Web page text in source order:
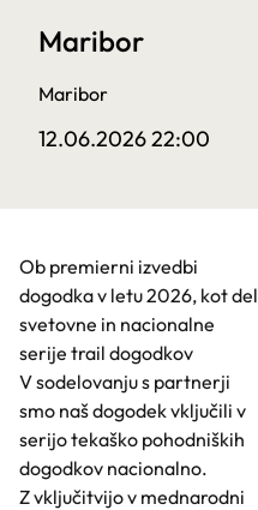
Maribor
Maribor
12.06.2026 22:00
Ob premierni izvedbi
dogodka v letu 2026, kot del
svetovne in nacionalne
serije trail dogodkov
V sodelovanju s partnerji
smo naš dogodek vključili v
serijo tekaško pohodniških
dogodkov nacionalno.
Z vključitvijo v mednarodni